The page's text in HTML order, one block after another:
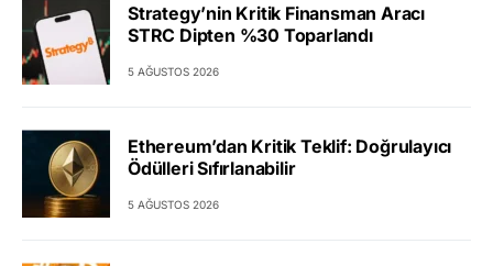
Strategy’nin Kritik Finansman Aracı
STRC Dipten %30 Toparlandı
5 AĞUSTOS 2026
Ethereum’dan Kritik Teklif: Doğrulayıcı
Ödülleri Sıfırlanabilir
5 AĞUSTOS 2026